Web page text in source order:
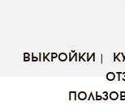
выкройки